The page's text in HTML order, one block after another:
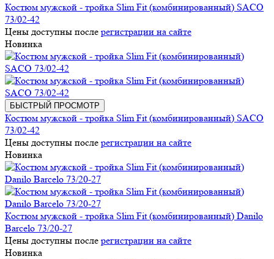
Костюм мужской - тройка Slim Fit (комбинированный) SACO
73/02-42
Цены доступны после регистрации на сайте
Новинка
БЫСТРЫЙ ПРОСМОТР
Костюм мужской - тройка Slim Fit (комбинированный) SACO
73/02-42
Цены доступны после регистрации на сайте
Новинка
Костюм мужской - тройка Slim Fit (комбинированный) Danilo
Barcelo 73/20-27
Цены доступны после регистрации на сайте
Новинка